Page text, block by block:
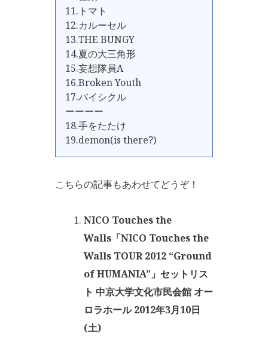
11.トマト
12.カルーセル
13.THE BUNGY
14.夏の大三角形
15.妄想隊員A
16.Broken Youth
17.バイシクル
ーーーー
18.手をたたけ
19.demon(is there?)
こちらの記事もあわせてどうぞ！
NICO Touches the
Walls「NICO Touches the
Walls TOUR 2012 “Ground
of HUMANIA”」セットリス
ト 中京大学文化市民会館 オー
ロラホール 2012年3月10日
(土)